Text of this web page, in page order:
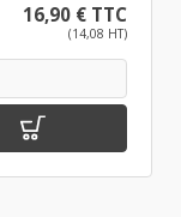
16,90 € TTC
(14,08 HT)